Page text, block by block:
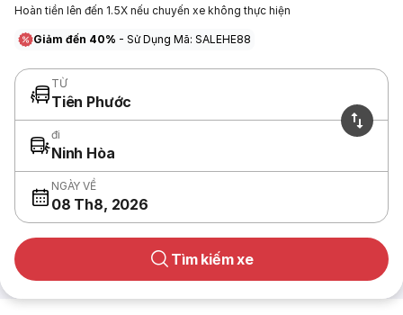
Hoàn tiền lên đến 1.5X nếu chuyến xe không thực hiện
Giảm đến 40% - Sử Dụng Mã: SALEHE88
TỪ
Tiên Phước
đi
Ninh Hòa
NGÀY VỀ
08 Th8, 2026
Tìm kiếm xe